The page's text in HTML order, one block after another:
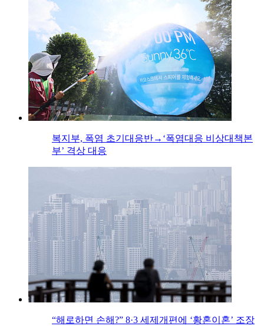
복지부, 폭염 초기대응반→‘폭염대응 비상대책본
부’ 격상 대응
“해로하면 손해?” 8·3 세제개편에 ‘황혼이혼’ 조장